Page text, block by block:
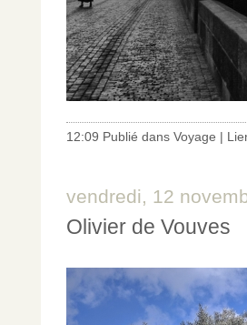
12:09 Publié dans Voyage |
vendredi, 12
Olivier de Vouves